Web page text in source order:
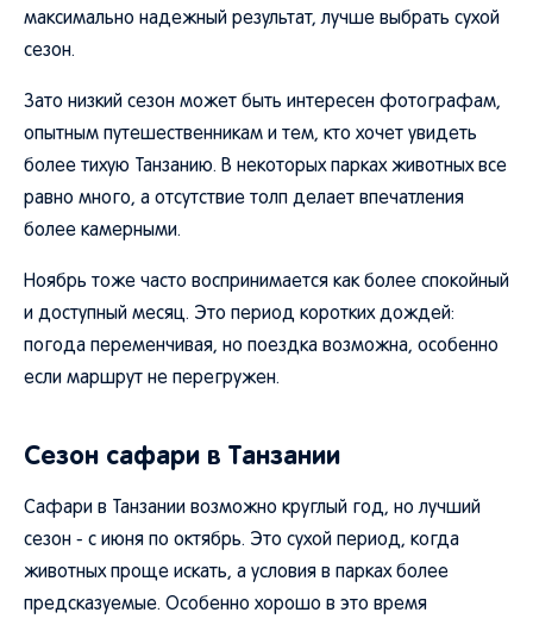
максимально надежный результат, лучше выбрать сухой
сезон.
Зато низкий сезон может быть интересен фотографам,
опытным путешественникам и тем, кто хочет увидеть
более тихую Танзанию. В некоторых парках животных все
равно много, а отсутствие толп делает впечатления
более камерными.
Ноябрь тоже часто воспринимается как более спокойный
и доступный месяц. Это период коротких дождей:
погода переменчивая, но поездка возможна, особенно
если маршрут не перегружен.
Сезон сафари в Танзании
Сафари в Танзании возможно круглый год, но лучший
сезон - с июня по октябрь. Это сухой период, когда
животных проще искать, а условия в парках более
предсказуемые. Особенно хорошо в это время